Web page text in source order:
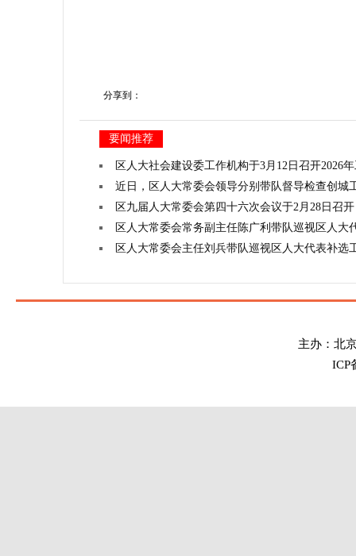
分享到：
要闻推荐
区人大社会建设委工作机构于3月12日召开2026
近日，区人大常委会领导分别带队督导检查创城
区九届人大常委会第四十六次会议于2月28日召开
区人大常委会常务副主任陈广利带队巡视区人大
区人大常委会主任刘兵带队巡视区人大代表补选
主办：北
ICP